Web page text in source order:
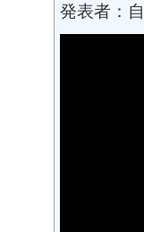
発表者：